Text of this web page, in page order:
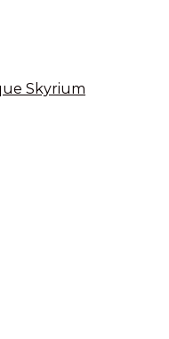
Skyrium